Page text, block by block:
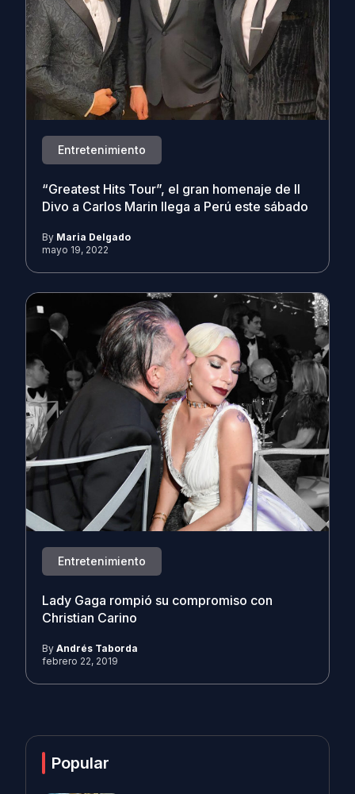
Entretenimiento
“Greatest Hits Tour”, el gran homenaje de Il
Divo a Carlos Marin llega a Perú este sábado
By Maria Delgado
mayo 19, 2022
Entretenimiento
Lady Gaga rompió su compromiso con
Christian Carino
By Andrés Taborda
febrero 22, 2019
Popular